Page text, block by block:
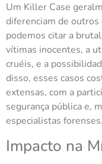
Um Killer Case
diferenciam de outros
podemos citar a
vítimas inocentes, a
cruéis, e a
disso, esses casos
extensas, com a
segurança pública e,
especialistas forenses.
Impacto na